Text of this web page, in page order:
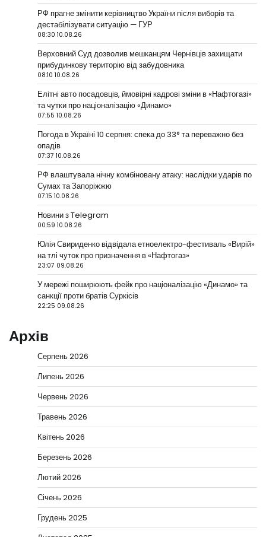
РФ прагне змінити керівництво України після виборів та
дестабілізувати ситуацію — ГУР
08:30 10.08.26
Верховний Суд дозволив мешканцям Чернівців захищати
прибудинкову територію від забудовника
08:10 10.08.26
Елітні авто посадовців, ймовірні кадрові зміни в «Нафтогазі»
та чутки про націоналізацію «Динамо»
07:55 10.08.26
Погода в Україні 10 серпня: спека до 33° та переважно без
опадів
07:37 10.08.26
РФ влаштувала нічну комбіновану атаку: наслідки ударів по
Сумах та Запоріжжю
07:15 10.08.26
Новини з Telegram
00:59 10.08.26
Юлія Свириденко відвідала етноелектро-фестиваль «Вирій»
на тлі чуток про призначення в «Нафтогаз»
23:07 09.08.26
У мережі поширюють фейк про націоналізацію «Динамо» та
санкції проти братів Суркісів
22:25 09.08.26
Архів
Серпень 2026
Липень 2026
Червень 2026
Травень 2026
Квітень 2026
Березень 2026
Лютий 2026
Січень 2026
Грудень 2025